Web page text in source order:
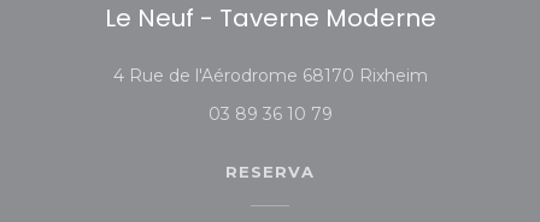
Le Neuf - Taverne Moderne
4 Rue de l'Aérodrome 68170 Rixheim((abre en
03 89 36 10 79
RESERVA